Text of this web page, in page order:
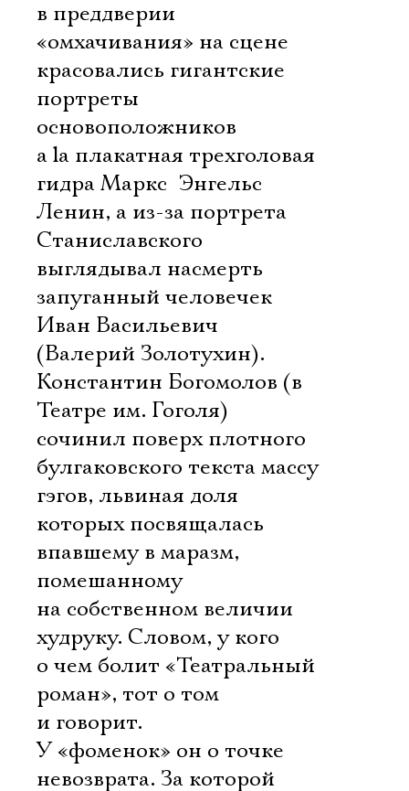
в преддверии
«омхачивания» на сцене
красовались гигантские
портреты
основоположников
a la плакатная трехголовая
гидра Маркс  Энгельс 
Ленин, а из-за портрета
Станиславского
выглядывал насмерть
запуганный человечек
Иван Васильевич
(Валерий Золотухин).
Константин Богомолов (в
Театре им. Гоголя)
сочинил поверх плотного
булгаковского текста массу
гэгов, львиная доля
которых посвящалась
впавшему в маразм,
помешанному
на собственном величии
худруку. Словом, у кого
о чем болит «Театральный
роман», тот о том
и говорит.
У «фоменок» он о точке
невозврата. За которой